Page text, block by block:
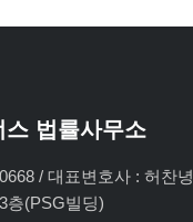
법률사무소
/ 대표변호사 : 허찬녕
층(PSG빌딩)